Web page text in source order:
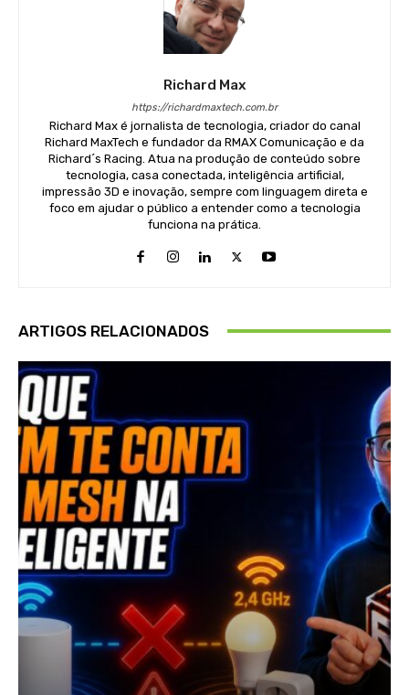
Richard Max
https://richardmaxtech.com.br
Richard Max é jornalista de tecnologia, criador do canal
Richard MaxTech e fundador da RMAX Comunicação e da
Richard´s Racing. Atua na produção de conteúdo sobre
tecnologia, casa conectada, inteligência artificial,
impressão 3D e inovação, sempre com linguagem direta e
foco em ajudar o público a entender como a tecnologia
funciona na prática.
ARTIGOS RELACIONADOS